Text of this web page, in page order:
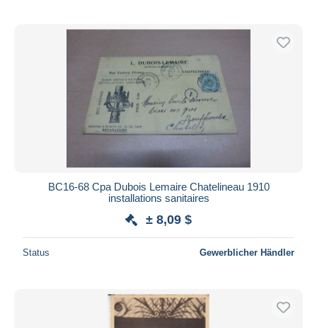
BC16-68 Cpa Dubois Lemaire Chatelineau 1910
installations sanitaires
± 8,09 $
Status Gewerblicher Händler